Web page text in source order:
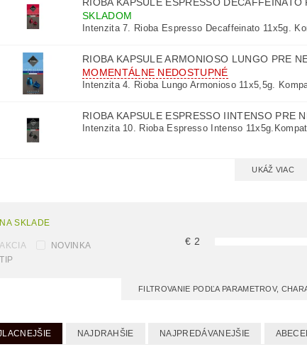
SKLADOM
Intenzita 7. Rioba Espresso Decaffeinato 11x5g.
RIOBA KAPSULE ARMONIOSO LUNGO PRE
MOMENTÁLNE NEDOSTUPNÉ
Intenzita 4. Rioba Lungo Armonioso 11x5,5g.
RIOBA KAPSULE ESPRESSO IINTENSO PRE
Intenzita 10. Rioba Espresso Intenso
UKÁŽ VIAC
NA SKLADE
AKCIA
NOVINKA
TIP
€ 2
FILTROVANIE PODĽA PARAMETROV,
NAJDRAHŠIE NAJPREDÁVANEJŠIE